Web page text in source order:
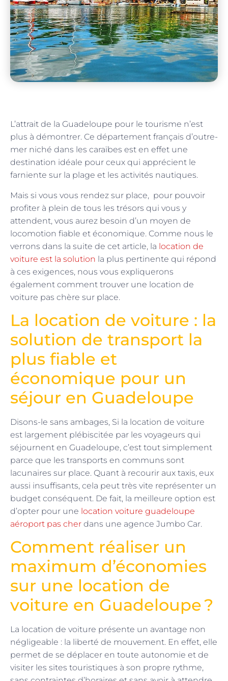
L’attrait de la Guadeloupe pour le tourisme n’est
plus à démontrer. Ce département français d’outre-
mer niché dans les caraïbes est en effet une
destination idéale pour ceux qui apprécient le
farniente sur la plage et les activités nautiques.
Mais si vous vous rendez sur place, pour pouvoir
profiter à plein de tous les trésors qui vous y
attendent, vous aurez besoin d’un moyen de
locomotion fiable et économique. Comme nous le
verrons dans la suite de cet article, la location de
voiture est la solution la plus pertinente qui répond
à ces exigences, nous vous expliquerons
également comment trouver une location de
voiture pas chère sur place.
La location de voiture : la
solution de transport la
plus fiable et
économique pour un
séjour en Guadeloupe
Disons-le sans ambages, Si la location de voiture
est largement plébiscitée par les voyageurs qui
séjournent en Guadeloupe, c’est tout simplement
parce que les transports en communs sont
lacunaires sur place. Quant à recourir aux taxis, eux
aussi insuffisants, cela peut très vite représenter un
budget conséquent. De fait, la meilleure option est
d’opter pour une location voiture guadeloupe
aéroport pas cher dans une agence Jumbo Car.
Comment réaliser un
maximum d’économies
sur une location de
voiture en Guadeloupe ?
La location de voiture présente un avantage non
négligeable : la liberté de mouvement. En effet, elle
permet de se déplacer en toute autonomie et de
visiter les sites touristiques à son propre rythme,